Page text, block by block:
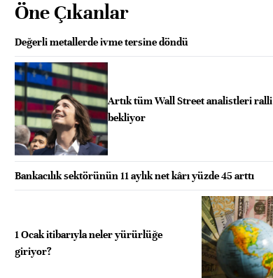
Öne Çıkanlar
Değerli metallerde ivme tersine döndü
Artık tüm Wall Street analistleri ralli
bekliyor
Bankacılık sektörünün 11 aylık net kârı yüzde 45 arttı
1 Ocak itibarıyla neler yürürlüğe
giriyor?